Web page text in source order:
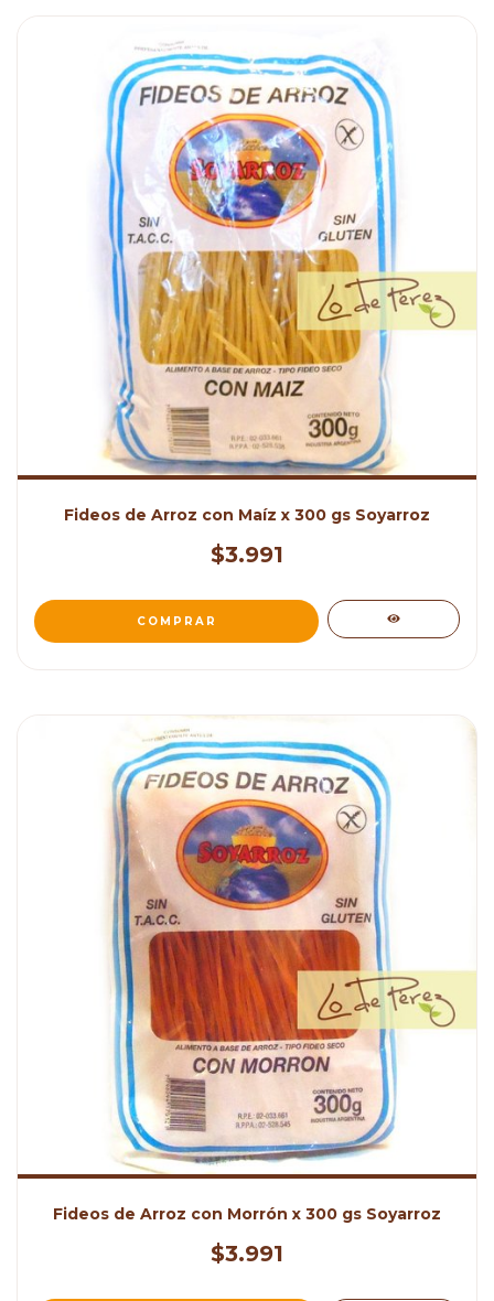
Fideos de Arroz con Maíz x 300 gs Soyarroz
$3.991
Fideos de Arroz con Morrón x 300 gs Soyarroz
$3.991